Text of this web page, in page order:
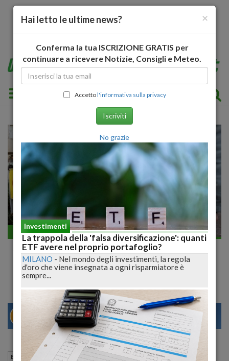
Toggle navigation
Economia generale
Sciopero dei benziani il 6 e 7 novembre su
tutto il territorio nazionale
MILANO 29 31
Economia generale Roma (RM) 04 Novembre 2019 14:39
×
Hai letto le ultime news?
Conferma la tua ISCRIZIONE GRATIS per
continuare a ricevere Notizie, Consigli e Meteo.
Accettol'informativa sulla privacy
Iscriviti
No grazie
Investimenti
La trappola della 'falsa diversificazione': quanti
ETF avere nel proprio portafoglio?
MILANO - Nel mondo degli investimenti, la regola
d'oro che viene insegnata a ogni risparmiatore è
sempre...